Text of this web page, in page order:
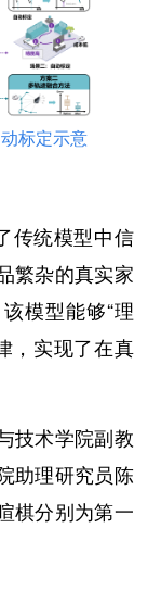
标定示意
传统模型中信
繁杂的真实家
模型能够“理
，实现了在真
术学院副教
助理研究员陈
棋分别为第一